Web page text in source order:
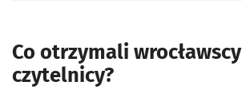
Co otrzymali wrocławscy
czytelnicy?